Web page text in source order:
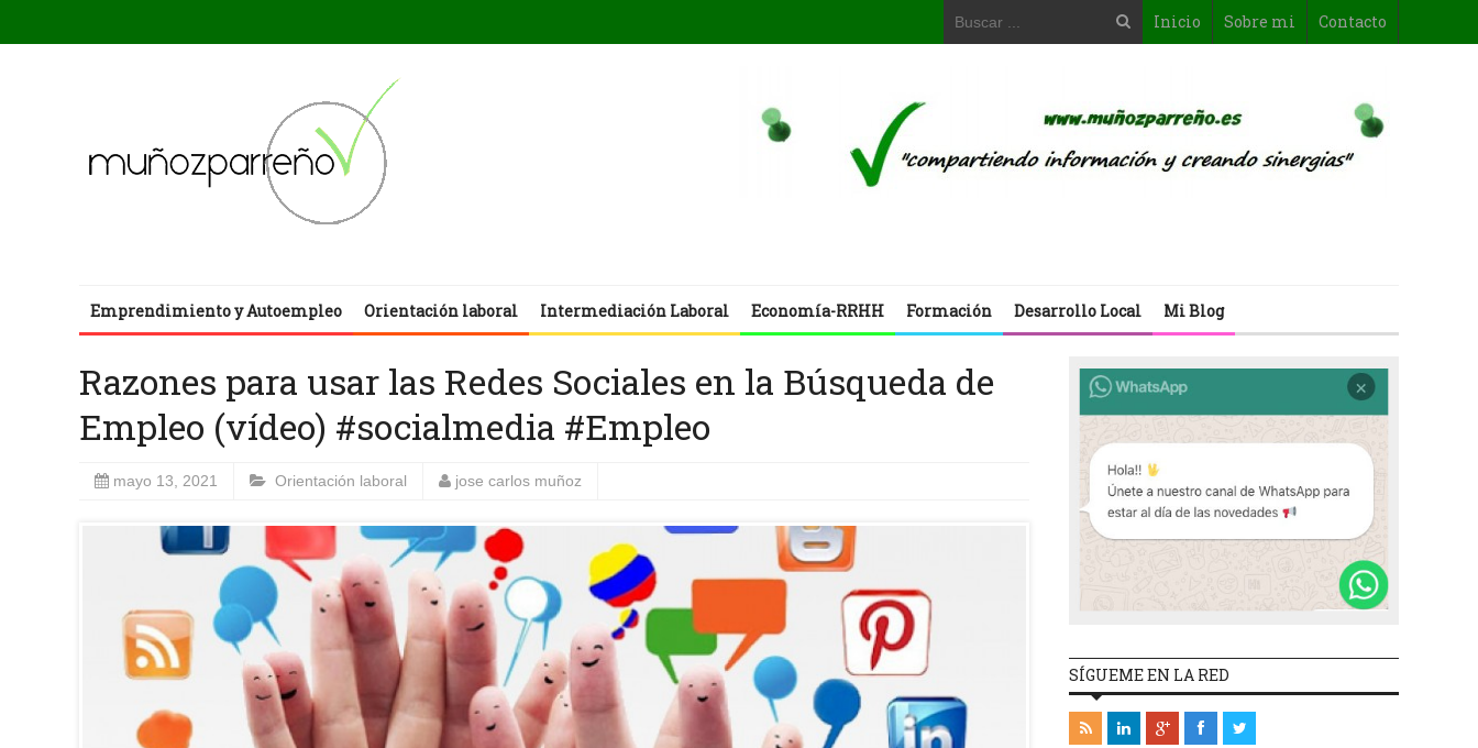
Inicio Sobre mi Contacto
Emprendimiento y Autoempleo Orientación laboral Intermediación Laboral Economía-RRHH Formación Desarrollo Local Mi Blog
Razones para usar las Redes Sociales en la Búsqueda de
Empleo (vídeo) #socialmedia #Empleo
mayo 13, 2021 Orientación laboral jose carlos muñoz
SÍGUEME EN LA RED